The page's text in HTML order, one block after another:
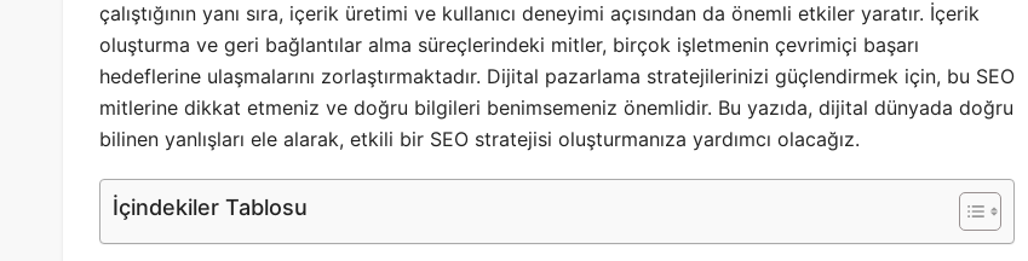
çalıştığının yanı sıra, içerik üretimi ve kullanıcı deneyimi açısından da önemli etkiler yaratır. İçerik
oluşturma ve geri bağlantılar alma süreçlerindeki mitler, birçok işletmenin çevrimiçi başarı
hedeflerine ulaşmalarını zorlaştırmaktadır. Dijital pazarlama stratejilerinizi güçlendirmek için, bu SEO
mitlerine dikkat etmeniz ve doğru bilgileri benimsemeniz önemlidir. Bu yazıda, dijital dünyada doğru
bilinen yanlışları ele alarak, etkili bir SEO stratejisi oluşturmanıza yardımcı olacağız.
İçindekiler Tablosu